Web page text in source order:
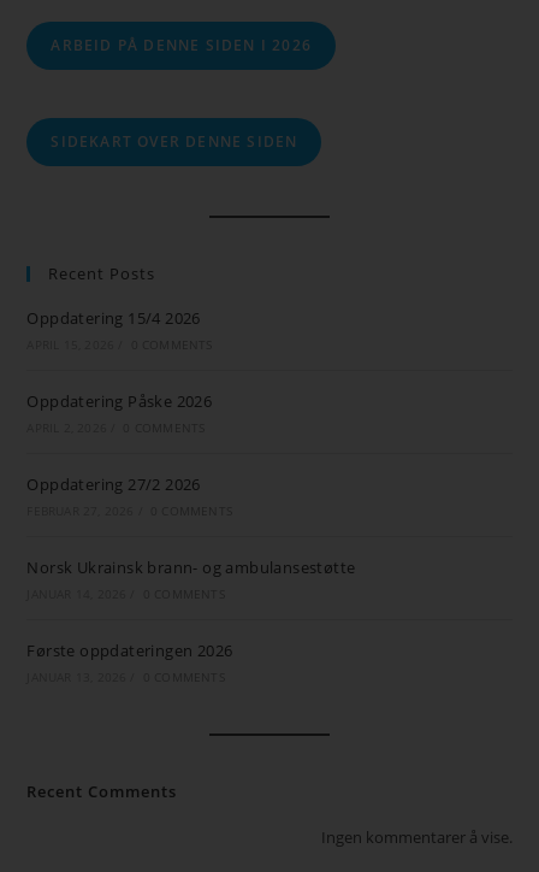
ARBEID PÅ DENNE SIDEN I 2026
SIDEKART OVER DENNE SIDEN
Recent Posts
Oppdatering 15/4 2026
Oppdatering Påske 2026
Oppdatering 27/2 2026
Norsk Ukrainsk brann- og ambulansestøtte
Første oppdateringen 2026
Recent Comments
Ingen kommentarer å vise.